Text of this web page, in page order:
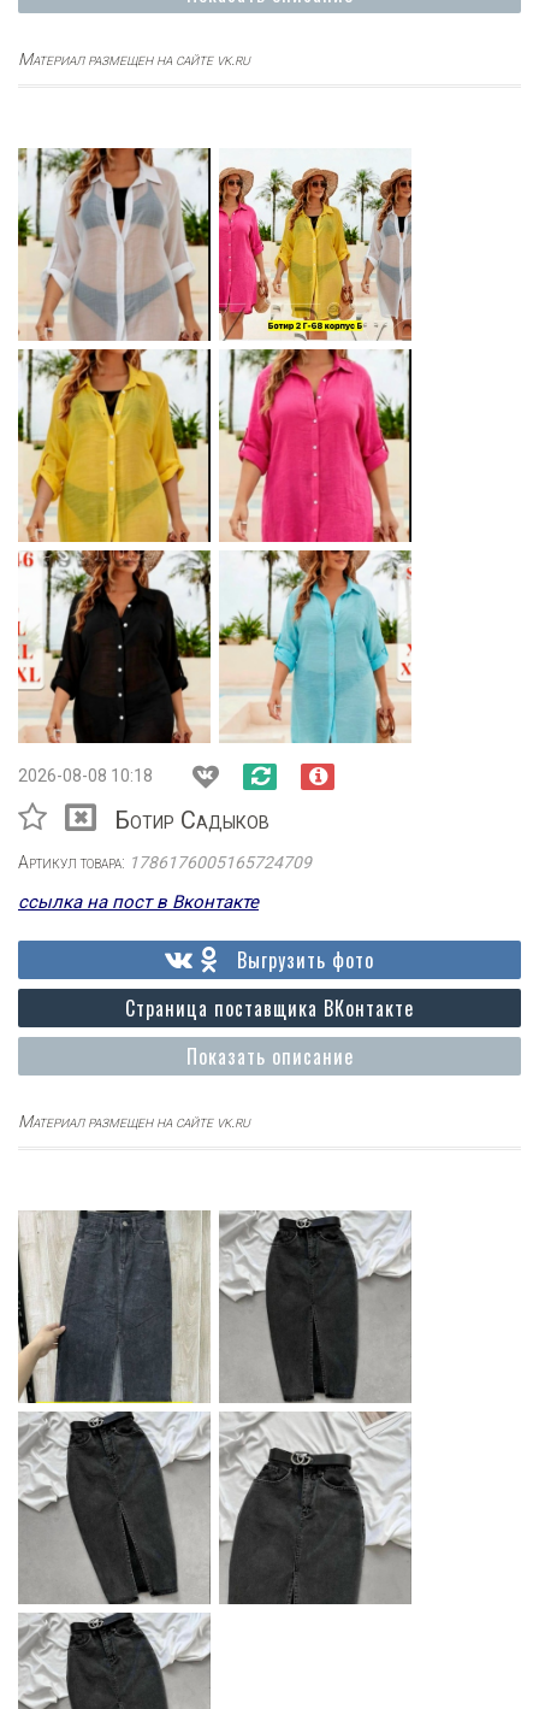
Материал размещен на сайте vk.ru
2026-08-08 10:18
Ботир Садыков
Артикул товара: 1786176005165724709
ссылка на пост в Вконтакте
Показать описание
Страница поставщика ВКонтакте
Выгрузить фото
Материал размещен на сайте vk.ru